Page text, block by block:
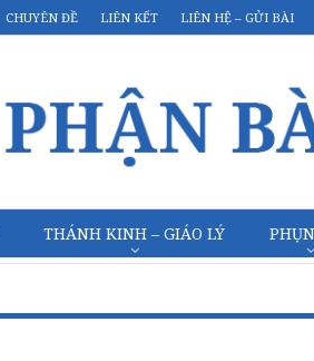
CHUYÊN ĐỀ LIÊN KẾT LIÊN HỆ – GỬI BÀI
THÁNH KINH – GIÁO LÝ